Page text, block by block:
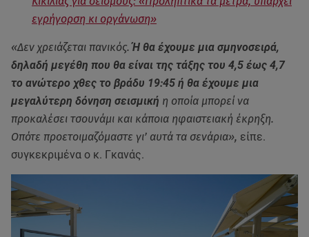
εγρήγορση κι οργάνωση»
«Δεν χρειάζεται πανικός.Ή θα έχουμε μια σμηνοσειρά,
δηλαδή μεγέθη που θα είναι της τάξης του 4,5 έως 4,7
το ανώτερο χθες το βράδυ 19:45 ή θα έχουμε μια
μεγαλύτερη δόνηση σεισμική η οποία μπορεί να
προκαλέσει τσουνάμι και κάποια ηφαιστειακή έκρηξη.
Οπότε προετοιμαζόμαστε γι’ αυτά τα σενάρια», είπε.
συγκεκριμένα ο κ. Γκανάς.